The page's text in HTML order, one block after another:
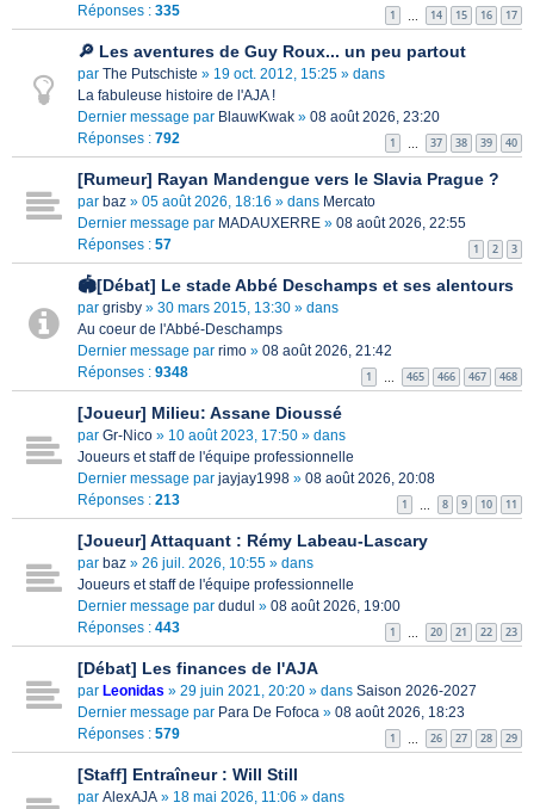
Réponses : 335 1 14 15 16 17
🔎 Les aventures de Guy Roux... un peu partout
par The Putschiste » 19 oct. 2012, 15:25 » dans
La fabuleuse histoire de l'AJA !
Dernier message par BlauwKwak » 08 août 2026, 23:20
Réponses : 792 1 37 38 39 40
[Rumeur] Rayan Mandengue vers le Slavia Prague ?
par baz » 05 août 2026, 18:16 » dans Mercato
Dernier message par MADAUXERRE » 08 août 2026, 22:55
Réponses : 57 1 2 3
🏟[Débat] Le stade Abbé Deschamps et ses alentours
par grisby » 30 mars 2015, 13:30 » dans
Au coeur de l'Abbé-Deschamps
Dernier message par rimo » 08 août 2026, 21:42
Réponses : 9348 1 465 466 467 468
[Joueur] Milieu: Assane Dioussé
par Gr-Nico » 10 août 2023, 17:50 » dans
Joueurs et staff de l'équipe professionnelle
Dernier message par jayjay1998 » 08 août 2026, 20:08
Réponses : 213 1 8 9 10 11
[Joueur] Attaquant : Rémy Labeau-Lascary
par baz » 26 juil. 2026, 10:55 » dans
Joueurs et staff de l'équipe professionnelle
Dernier message par dudul » 08 août 2026, 19:00
Réponses : 443 1 20 21 22 23
[Débat] Les finances de l'AJA
par Leonidas » 29 juin 2021, 20:20 » dans Saison 2026-2027
Dernier message par Para De Fofoca » 08 août 2026, 18:23
Réponses : 579 1 26 27 28 29
[Staff] Entraîneur : Will Still
par AlexAJA » 18 mai 2026, 11:06 » dans